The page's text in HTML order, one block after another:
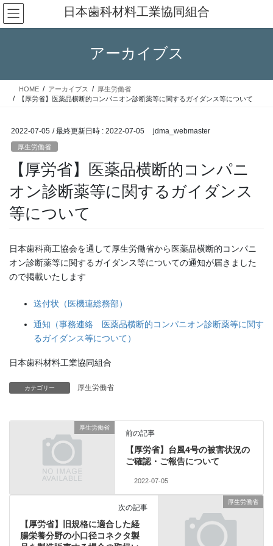
コ
ン
テ
ス
ナ
ビ
ゲ
ン
日本歯科材料工業協同組合
アーカイブス
HOME アーカイブス
厚生労働省
【厚労省】医薬品横断的コンパニオン診断薬等に関するガイダンス等について
2022-07-05 / 最終更新日時 : 2022-07-05 jdma_webmaster
厚生労働省
【厚労省】医薬品横断的コンパニ
オン診断薬等に関するガイダンス
等について
日本歯科商工協会を通して厚生労働省から医薬品横断的コンパニ
オン診断薬等に関するガイダンス等についての通知が届きました
ので掲載いたします
送付状（医機連総務部）
通知（事務連絡 医薬品横断的コンパニオン診断薬等に関す
るガイダンス等について）
日本歯科材料工業協同組合
カテゴリー 厚生労働省
厚生労働省
前の記事
【厚労省】台風4号の被害状況の
ご確認・ご報告について
2022-07-05
厚生労働省
次の記事
【厚労省】旧規格に適合した経
腸栄養分野の小口径コネクタ製